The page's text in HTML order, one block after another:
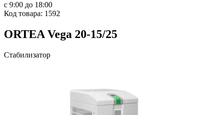
с 9:00 до 18:00
Код товара: 1592
ORTEA Vega 20-15/25
Стабилизатор